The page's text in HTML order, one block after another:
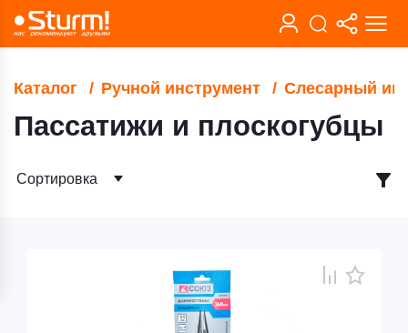
Каталог Ручной инструмент Слесарный
Пассатижи и плоскогубцы
Сортировка